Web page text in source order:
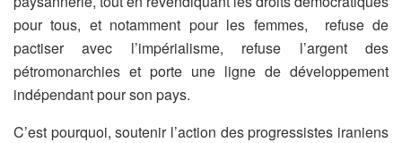
pour tous, et notamment pour les femmes, refuse de
pactiser avec l’impérialisme, refuse l’argent des
pétromonarchies et porte une ligne de développement
indépendant pour son pays.
C’est pourquoi, soutenir l’action des progressistes iraniens